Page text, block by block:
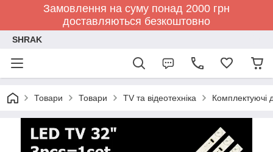
Замовлення на суму понад 2000 грн
доставляються безкоштовно
SHRAK
Товари Товари TV та відеотехніка Комплектуючі